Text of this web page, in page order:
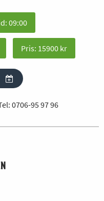
09:00
Pris: 15900 kr
0706-95 97 96